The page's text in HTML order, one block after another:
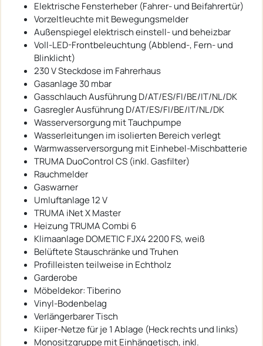
Elektrische Fensterheber (Fahrer- und Beifahrertür)
Vorzeltleuchte mit Bewegungsmelder
Außenspiegel elektrisch einstell- und beheizbar
Voll-LED-Frontbeleuchtung (Abblend-, Fern- und
Blinklicht)
230 V Steckdose im Fahrerhaus
Gasanlage 30 mbar
Gasschlauch Ausführung D/AT/ES/FI/BE/IT/NL/DK
Gasregler Ausführung D/AT/ES/FI/BE/IT/NL/DK
Wasserversorgung mit Tauchpumpe
Wasserleitungen im isolierten Bereich verlegt
Warmwasserversorgung mit Einhebel-Mischbatterie
TRUMA DuoControl CS (inkl. Gasfilter)
Rauchmelder
Gaswarner
Umluftanlage 12 V
TRUMA iNet X Master
Heizung TRUMA Combi 6
Klimaanlage DOMETIC FJX4 2200 FS, weiß
Belüftete Stauschränke und Truhen
Profilleisten teilweise in Echtholz
Garderobe
Möbeldekor: Tiberino
Vinyl-Bodenbelag
Verlängerbarer Tisch
Kiiper-Netze für je 1 Ablage (Heck rechts und links)
Monositzgruppe mit Einhängetisch, inkl.